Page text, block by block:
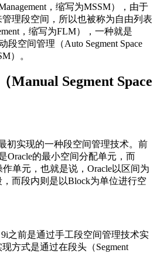
Management，缩写为MSSM），由于
理段空间，所以也被称为自由列表
，缩写为FLM），一种就是
段空间管理（Auto Segment Space
）。
Manual Segment Space
初实现的一种段空间管理技术。前
Oracle的最小空间分配单元，而
单元，也就是说，Oracle以区间为
而段内则是以Block为单位进行空
之前是通过手工段空间管理技术实
方式是通过在段头（Segment